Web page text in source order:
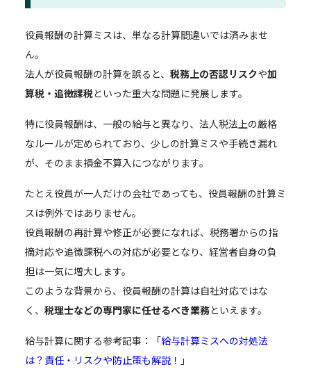
役員報酬の計算ミスは、単なる計算間違いでは済みませ
ん。
法人が役員報酬の計算を誤ると、 税務上の否認リスクや加
算税・追徴課税といった重大な問題に発展します。
特に役員報酬は、一般の給与と異なり、法人税法上の厳格
なルールが定められており、少しの計算ミスや手続き漏れ
が、そのまま損金不算入につながります。
たとえ役員が一人だけの会社であっても、役員報酬の計算ミ
スは例外ではありません。
役員報酬の再計算や修正が必要になれば、税務署からの指
摘対応や追徴課税への対応が必要となり、経営者自身の負
担は一気に増大します。
このような背景から、役員報酬の計算は自社対応ではな
く、 税理士などの専門家に任せるべき業務といえます。
給与計算に関する参考記事：「給与計算ミスへの対処法
は？責任・リスクや防止策も解説！ 」